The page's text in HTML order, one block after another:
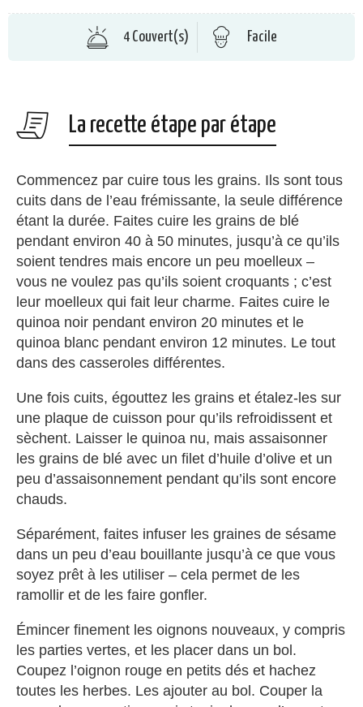
4 Couvert(s) Facile
La recette étape par étape
Commencez par cuire tous les grains. Ils sont tous
cuits dans de l’eau frémissante, la seule différence
étant la durée. Faites cuire les grains de blé
pendant environ 40 à 50 minutes, jusqu’à ce qu’ils
soient tendres mais encore un peu moelleux –
vous ne voulez pas qu’ils soient croquants ; c’est
leur moelleux qui fait leur charme. Faites cuire le
quinoa noir pendant environ 20 minutes et le
quinoa blanc pendant environ 12 minutes. Le tout
dans des casseroles différentes.
Une fois cuits, égouttez les grains et étalez-les sur
une plaque de cuisson pour qu’ils refroidissent et
sèchent. Laisser le quinoa nu, mais assaisonner
les grains de blé avec un filet d’huile d’olive et un
peu d’assaisonnement pendant qu’ils sont encore
chauds.
Séparément, faites infuser les graines de sésame
dans un peu d’eau bouillante jusqu’à ce que vous
soyez prêt à les utiliser – cela permet de les
ramollir et de les faire gonfler.
Émincer finement les oignons nouveaux, y compris
les parties vertes, et les placer dans un bol.
Coupez l’oignon rouge en petits dés et hachez
toutes les herbes. Les ajouter au bol. Couper la